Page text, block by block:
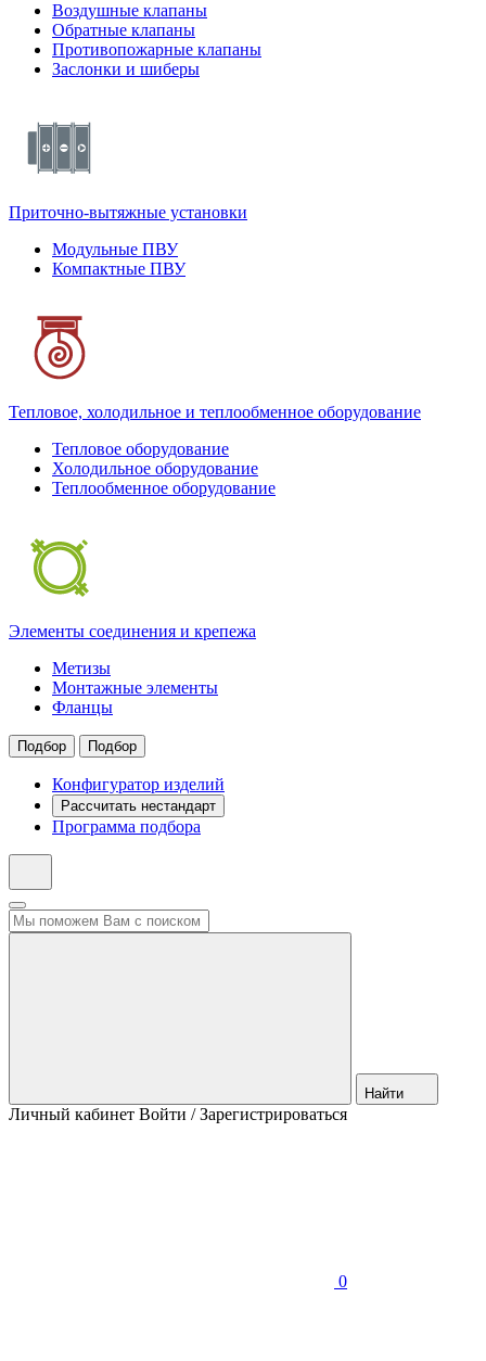
Воздушные клапаны
Обратные клапаны
Противопожарные клапаны
Заслонки и шиберы
Приточно-вытяжные установки
Модульные ПВУ
Компактные ПВУ
Тепловое, холодильное и теплообменное оборудование
Тепловое оборудование
Холодильное оборудование
Теплообменное оборудование
Элементы соединения и крепежа
Метизы
Монтажные элементы
Фланцы
Подбор Подбор
Конфигуратор изделий
Рассчитать нестандарт
Программа подбора
Найти
Личный кабинет Войти / Зарегистрироваться
0